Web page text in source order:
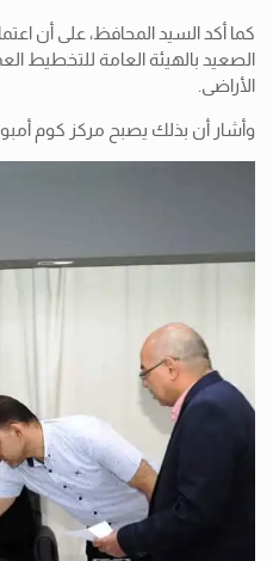
كما أكد السيد المحافظ، على أن
الصعيد بالهيئة العامة للتخطيط
الأراضى.
وأشار أن بذلك يصبح مركز كوم أمبو